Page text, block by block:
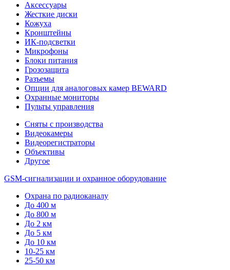
Аксессуары
Жесткие диски
Кожуха
Кронштейны
ИК-подсветки
Микрофоны
Блоки питания
Грозозащита
Разъемы
Опции для аналоговых камер BEWARD
Охранные мониторы
Пульты управления
Сняты с производства
Видеокамеры
Видеорегистраторы
Объективы
Другое
GSM-сигнализации и охранное оборудование
Охрана по радиоканалу
До 400 м
До 800 м
До 2 км
До 5 км
До 10 км
10-25 км
25-50 км